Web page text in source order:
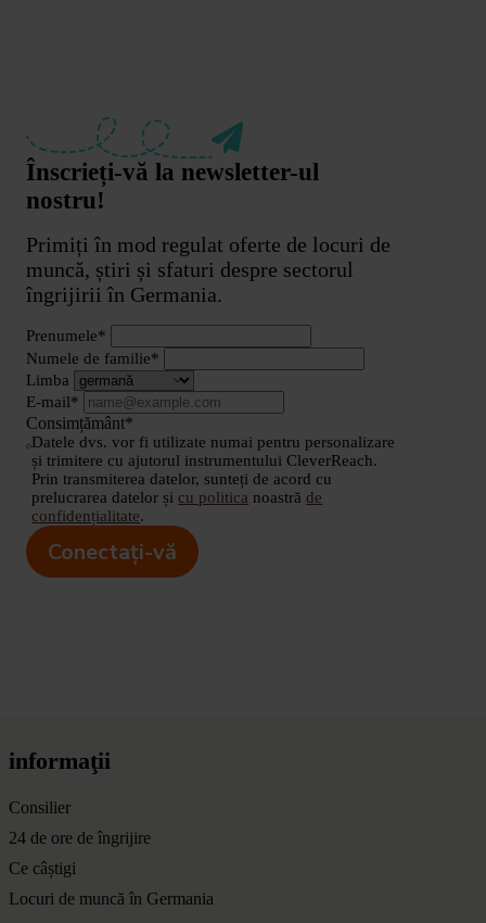
Înscrieți-vă la newsletter-ul
nostru!
Primiți în mod regulat oferte de locuri de
muncă, știri și sfaturi despre sectorul
îngrijirii în Germania.
Prenumele*
Numele de familie*
Limba
E-mail*
Consimțământ*
Datele dvs. vor fi utilizate numai pentru personalizare
și trimitere cu ajutorul instrumentului CleverReach.
Prin transmiterea datelor, sunteți de acord cu
prelucrarea datelor și cu politica noastră de
confidențialitate.
Conectați-vă
informaţii
Consilier
24 de ore de îngrijire
Ce câștigi
Locuri de muncă în Germania